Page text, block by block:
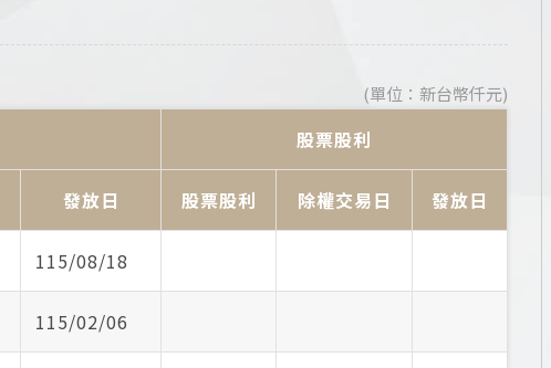
(單位：新台幣仟元)
股票股利
發放日 股票股利 除權交易日 發放日
115/08/18
115/02/06